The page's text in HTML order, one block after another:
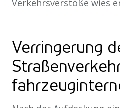
Verkehrsverstöße wies
Verringerung